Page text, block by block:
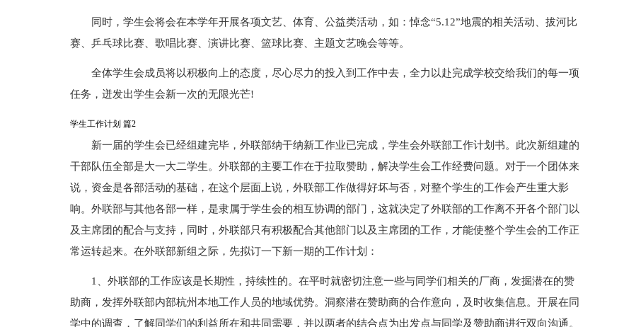
同时，学生会将会在本学年开展各项文艺、体育、公益类活动，如：悼念“5.12”地震的相关活动、拔河比
赛、乒乓球比赛、歌唱比赛、演讲比赛、篮球比赛、主题文艺晚会等等。
全体学生会成员将以积极向上的态度，尽心尽力的投入到工作中去，全力以赴完成学校交给我们的每一项
任务，迸发出学生会新一次的无限光芒!
学生工作计划 篇2
新一届的学生会已经组建完毕，外联部纳干纳新工作业已完成，学生会外联部工作计划书。此次新组建的
干部队伍全部是大一大二学生。外联部的主要工作在于拉取赞助，解决学生会工作经费问题。对于一个团体来
说，资金是各部活动的基础，在这个层面上说，外联部工作做得好坏与否，对整个学生的工作会产生重大影
响。外联部与其他各部一样，是隶属于学生会的相互协调的部门，这就决定了外联部的工作离不开各个部门以
及主席团的配合与支持，同时，外联部只有积极配合其他部门以及主席团的工作，才能使整个学生会的工作正
常运转起来。在外联部新组之际，先拟订一下新一期的工作计划：
1、外联部的工作应该是长期性，持续性的。在平时就密切注意一些与同学们相关的厂商，发掘潜在的赞
助商，发挥外联部内部杭州本地工作人员的地域优势。洞察潜在赞助商的合作意向，及时收集信息。开展在同
学中的调查，了解同学们的利益所在和共同需要，并以两者的结合点为出发点与同学及赞助商进行双向沟通。